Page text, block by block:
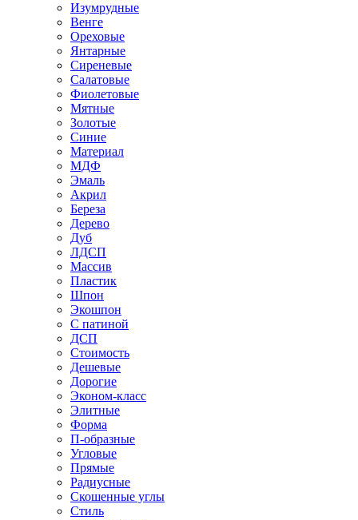
Изумрудные
Венге
Ореховые
Янтарные
Сиреневые
Салатовые
Фиолетовые
Мятные
Золотые
Синие
Материал
МДФ
Эмаль
Акрил
Береза
Дерево
Дуб
ЛДСП
Массив
Пластик
Шпон
Экошпон
С патиной
ДСП
Стоимость
Дешевые
Дорогие
Эконом-класс
Элитные
Форма
П-образные
Угловые
Прямые
Радиусные
Скошенные углы
Стиль